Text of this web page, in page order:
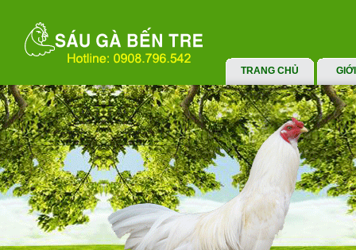
TRANG CHỦ